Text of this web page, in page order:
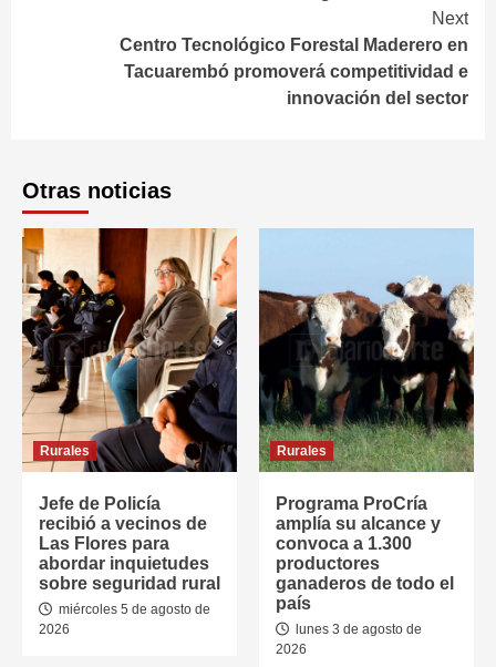
Next
Centro Tecnológico Forestal Maderero en
Tacuarembó promoverá competitividad e
innovación del sector
Otras noticias
Rurales
Jefe de Policía
recibió a vecinos de
Las Flores para
abordar inquietudes
sobre seguridad rural
miércoles 5 de agosto de
2026
Rurales
Programa ProCría
amplía su alcance y
convoca a 1.300
productores
ganaderos de todo el
país
lunes 3 de agosto de
2026